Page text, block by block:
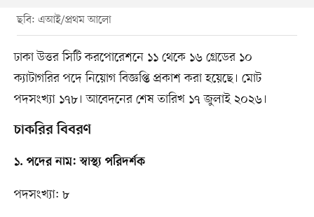
ছবি: এআই/প্রথম আলো
ঢাকা উত্তর সিটি করপোরেশনে ১১ থেকে ১৬ গ্রেডের ১০
ক্যাটাগরির পদে নিয়োগ বিজ্ঞপ্তি প্রকাশ করা হয়েছে। মোট
পদসংখ্যা ১৭৮। আবেদনের শেষ তারিখ ১৭ জুলাই ২০২৬।
চাকরির বিবরণ
১. পদের নাম: স্বাস্থ্য পরিদর্শক
পদসংখ্যা: ৮